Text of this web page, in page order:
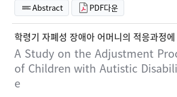
Abstract PDF다운
학령기 자폐성 장애아 어머니의 적응과정
A Study on the Adjustment
of Children with Autistic
e